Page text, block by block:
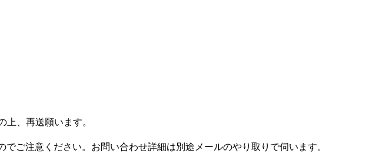
、再送願います。
ご注意ください。お問い合わせ詳細は別途メールのやり取りで伺います。